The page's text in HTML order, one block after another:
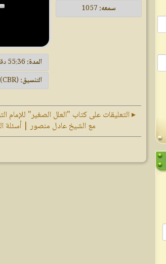
سمعه: 1057
المدة: 55:36 دقائق (‏12.73 م.بايت)
التنسيق:
▸ التعليقات على كتاب "العلل الصغير" للإمام
مع الشيخ عادل منصور | أسئلة